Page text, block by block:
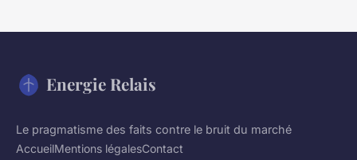
Energie Relais
Le pragmatisme des faits contre le bruit du marché
AccueilMentions légalesContact